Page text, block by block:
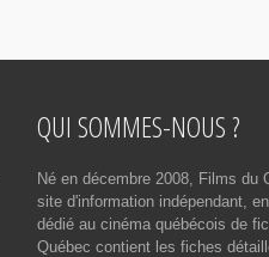
QUI SOMMES-NOUS ?
Né en décembre 2008, Films du
site d'information indépendant,
dédié au cinéma québécois de
Québec contient les fiches